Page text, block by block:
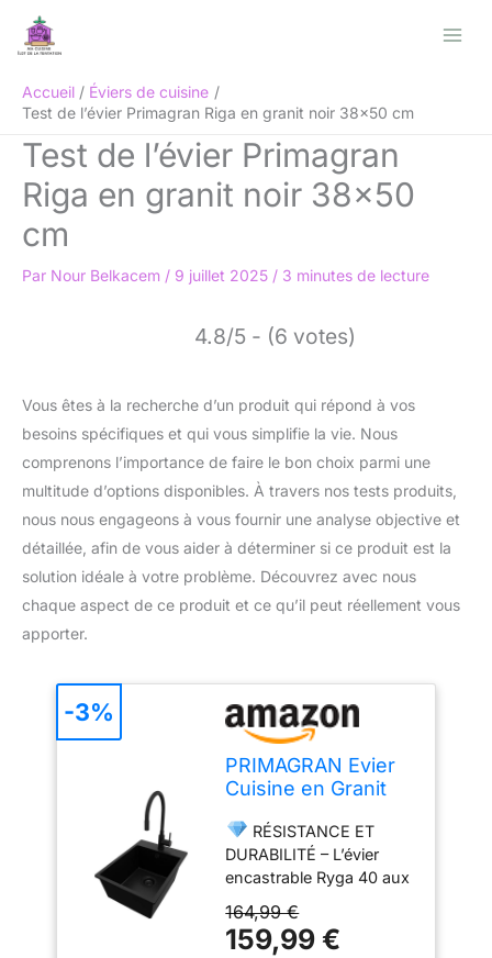
Accueil
Éviers de cuisine
Test de l’évier Primagran Riga en granit noir 38×50 cm
Test de l’évier Primagran
Riga en granit noir 38×50
cm
Par Nour Belkacem / 9 juillet 2025 / 3 minutes de lecture
4.8/5 - (6 votes)
Vous êtes à la recherche d’un produit qui répond à vos
besoins spécifiques et qui vous simplifie la vie. Nous
comprenons l’importance de faire le bon choix parmi une
multitude d’options disponibles. À travers nos tests produits,
nous nous engageons à vous fournir une analyse objective et
détaillée, afin de vous aider à déterminer si ce produit est la
solution idéale à votre problème. Découvrez avec nous
chaque aspect de ce produit et ce qu’il peut réellement vous
apporter.
PRIMAGRAN Evier
Cuisine en Granit
38x50cm
RÉSISTANCE ET
DURABILITÉ – L’évier
encastrable Ryga 40 aux
380x500x200 mm
s’adapte parfaitement
164,99 €
159,99 €
-3%
Rechercher